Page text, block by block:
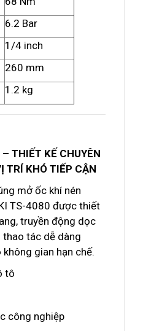
6.2 Bar
1/4 inch
260 mm
1.2 kg
THIẾT KẾ CHUYÊN
TRÍ KHÓ TIẾP CẬN
mở ốc khí nén
TS-4080 được thiết
truyền động dọc
tác dễ dàng
gian hạn chế.
tô
công nghiệp